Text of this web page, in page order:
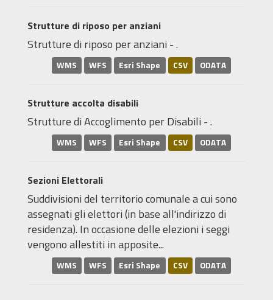
Strutture di riposo per anziani
Strutture di riposo per anziani - .
WMS WFS Esri Shape CSV ODATA
Strutture accolta disabili
Strutture di Accoglimento per Disabili - .
WMS WFS Esri Shape CSV ODATA
Sezioni Elettorali
Suddivisioni del territorio comunale a cui sono
assegnati gli elettori (in base all'indirizzo di
residenza). In occasione delle elezioni i seggi
vengono allestiti in apposite...
WMS WFS Esri Shape CSV ODATA